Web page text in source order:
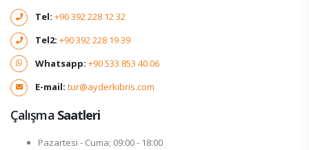
Tel: +90 392 228 12 32
Tel2: +90 392 228 19 39
Whatsapp: +90 533 853 40 06
E-mail: tur@ayderkibris.com
Çalışma Saatleri
Pazartesi - Cuma; 09:00 - 18:00